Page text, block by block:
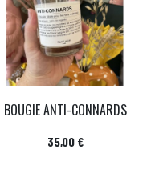
BOUGIE ANTI-CONNARDS
Prix
35,00 €